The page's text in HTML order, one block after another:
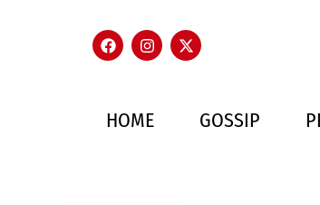
HOME GOSSIP